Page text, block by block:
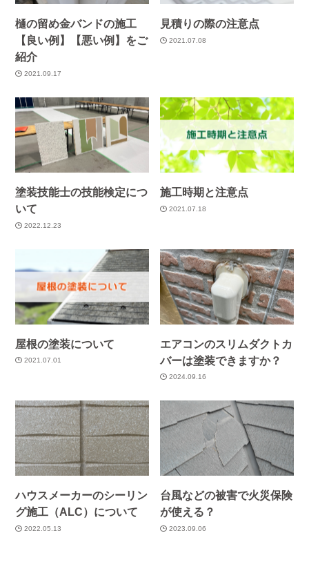
樋の留め金バンドの施工
【良い例】【悪い例】をご
紹介
2021.09.17
見積りの際の注意点
2021.07.08
塗装技能士の技能検定につ
いて
2022.12.23
施工時期と注意点
2021.07.18
屋根の塗装について
2021.07.01
エアコンのスリムダクトカ
バーは塗装できますか？
2024.09.16
ハウスメーカーのシーリン
グ施工（ALC）について
2022.05.13
台風などの被害で火災保険
が使える？
2023.09.06